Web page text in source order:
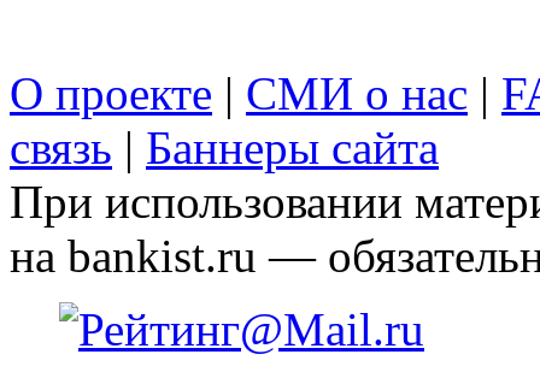
О проекте | СМИ о нас |
связь | Баннеры сайта
При использовании
на bankist.ru —